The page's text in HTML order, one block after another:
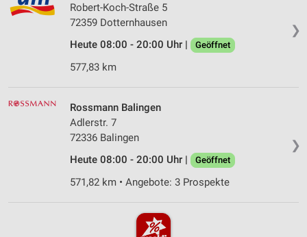
❯
Robert-Koch-Straße 5
72359 Dotternhausen
Heute 08:00 - 20:00 Uhr |
Geöffnet
577,83 km
❯
Rossmann Balingen
Adlerstr. 7
72336 Balingen
Heute 08:00 - 20:00 Uhr |
Geöffnet
571,82 km • Angebote: 3 Prospekte